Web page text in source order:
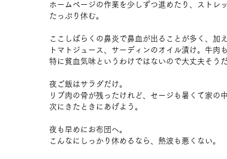
ホームページの作業を少しずつ進めたり、ストレ
たっぷり休む。
ここしばらくの鼻炎で鼻血が出ることが多く、加
トマトジュース、サーディンのオイル漬け。牛肉
特に貧血気味というわけではないので大丈夫そうだ
夜ご飯はサラダだけ。
リブ肉の骨が残ったけれど、セージも暑くて家の
次にきたときにあげよう。
夜も早めにお布団へ。
こんなにしっかり休めるなら、熱波も悪くない。